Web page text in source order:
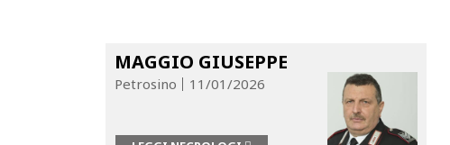
MAGGIO GIUSEPPE
Petrosino 11/01/2026